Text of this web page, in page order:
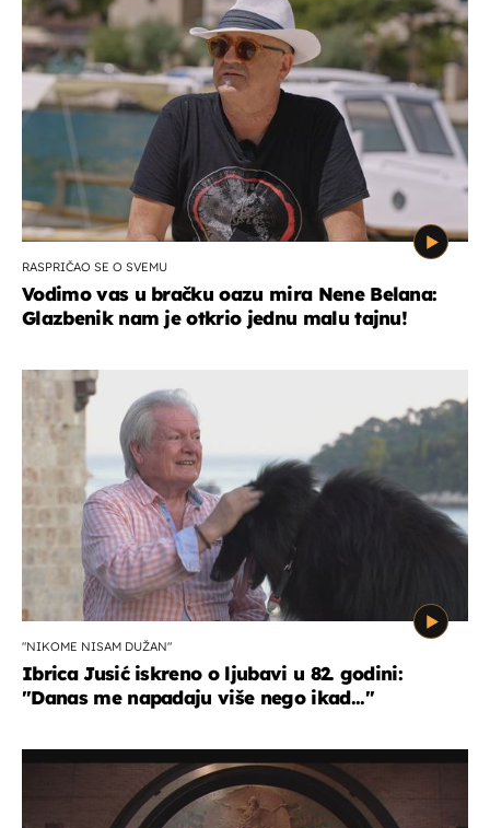
RASPRIČAO SE O SVEMU
Vodimo vas u bračku oazu mira Nene Belana:
Glazbenik nam je otkrio jednu malu tajnu!
"NIKOME NISAM DUŽAN"
Ibrica Jusić iskreno o ljubavi u 82. godini:
"Danas me napadaju više nego ikad..."